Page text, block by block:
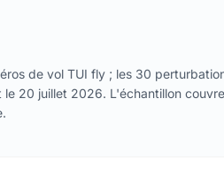
de vol TUI fly ; les 30
20 juillet 2026. L'échantillon